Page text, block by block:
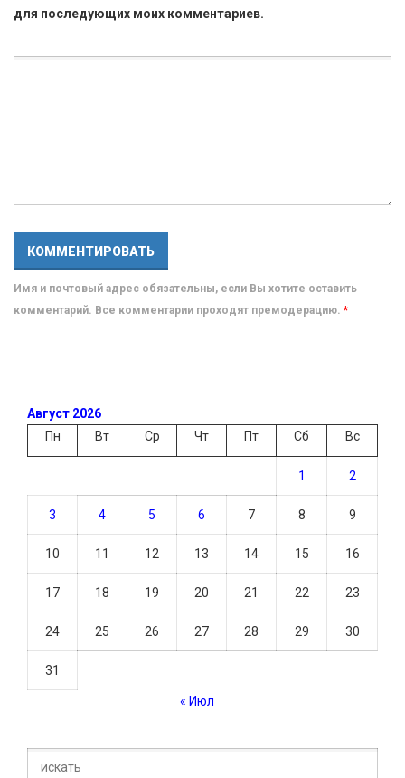
для последующих моих комментариев.
Имя и почтовый адрес обязательны, если Вы хотите оставить
комментарий. Все комментарии проходят премодерацию. *
Август 2026
Пн
Вт Ср Чт Пт Сб Вс
1 2
3 4 5 6 7 8 9
10 11 12 13 14 15 16
17 18 19 20 21 22 23
24 25 26 27 28 29 30
31
« Июл